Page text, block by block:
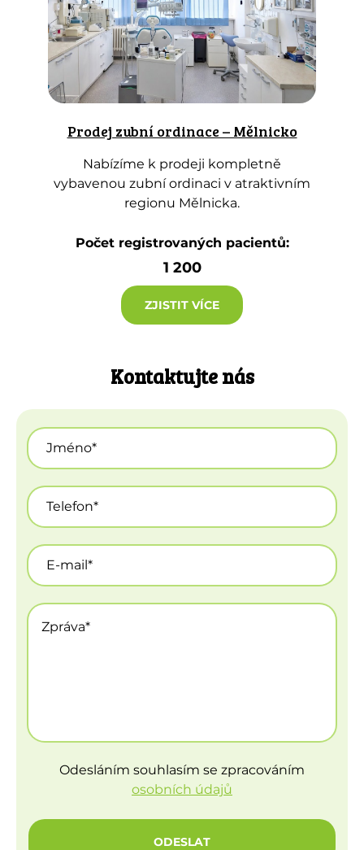
Prodej zubní ordinace – Mělnicko
Nabízíme k prodeji kompletně
vybavenou zubní ordinaci v atraktivním
regionu Mělnicka.
Počet registrovaných pacientů:
1 200
ZJISTIT VÍCE
Kontaktujte nás
Odesláním souhlasím se zpracováním
osobních údajů
ODESLAT